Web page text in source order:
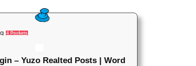
4 Pockets
– Yuzo Realted Posts | Word